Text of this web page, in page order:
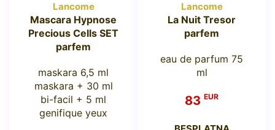
Lancome
Mascara Hypnose
Precious Cells SET
parfem
maskara 6,5 ml
maskara + 30 ml
bi-facil + 5 ml
genifique yeux
Lancome
La Nuit Tresor
parfem
eau de parfum 75
ml
83 EUR